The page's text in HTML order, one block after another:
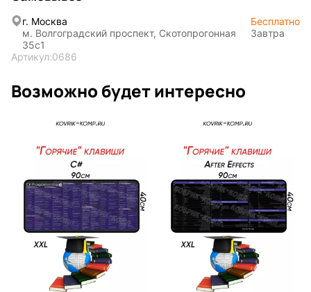
г. Москва
м. Волгоградский проспект, Скотопрогонная
35с1
Бесплатно
Завтра
Артикул:0686
Возможно будет интересно
По мотивам
игр
СССР
Транспорт Абстракция
Фентези